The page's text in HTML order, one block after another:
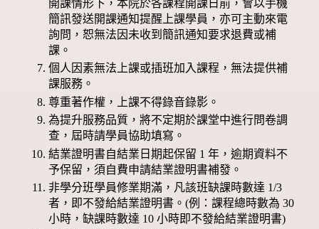
開課情形下，本院於各課程開課日前，會以手機
簡訊發送開課通知提醒上課學員，亦可主動來電
詢問，恕無法因未收到簡訊通知要求退費或補
課。
個人因素無法上課或插班加入課程，無法提供補
課服務。
尊重著作權，上課不得錄音錄影。
為提升服務品質，將不定期於課堂中進行問卷調
查，屆時請學員協助填寫。
結業證明書自結業日期起保留 1 年，逾期資料不
予保留，須自費申請結業證明書補發。
非學分班學員修業期滿，凡該班缺課時數達 1/3
者，即不發給結業證明書。(例：課程總時數為 30
小時，缺課時數達 10 小時即不發給結業證明書)